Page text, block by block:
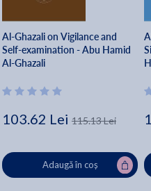
Al-Ghazali on Vigilance and
Self-examination - Abu Hamid
Al-Ghazali
103.62 Lei 115.13 Lei
Adaugă în coș